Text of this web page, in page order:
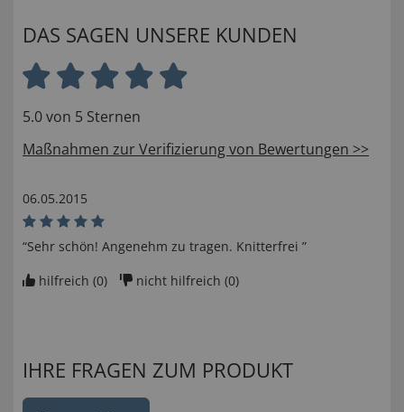
DAS SAGEN UNSERE KUNDEN
5.0 von 5 Sternen
Maßnahmen zur Verifizierung von Bewertungen >>
06.05.2015
“Sehr schön! Angenehm zu tragen. Knitterfrei ”
hilfreich (0) nicht hilfreich (0)
IHRE FRAGEN ZUM PRODUKT